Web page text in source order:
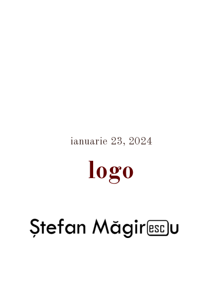
ianuarie 23, 2024
logo